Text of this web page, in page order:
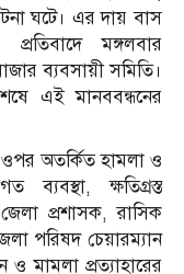
ঘটে। এর দায় বাস
মঙ্গলবার
ব্যবসায়ী সমিতি।
এই মানববন্ধনের
অতর্কিত হামলা ও
ব্যবস্থা, ক্ষতিগ্রস্ত
প্রশাসক, রাসিক
পরিষদ চেয়ারম্যান
ও মামলা প্রত্যাহারের